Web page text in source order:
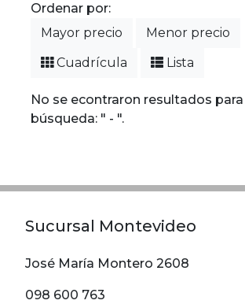
Filtrar
por
color
Abstracto
Botanico
Escoces Y
Ordenar por:
Mayor precio
Menor precio
Cuadrícula
Lista
No se econtraron resultados para
búsqueda: " - ".
Sucursal Montevideo
José María Montero 2608
098 600 763